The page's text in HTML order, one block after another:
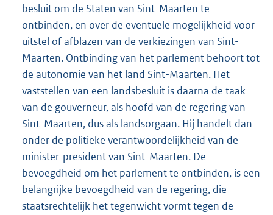
besluit om de Staten van Sint-Maarten te
ontbinden, en over de eventuele mogelijkheid voor
uitstel of afblazen van de verkiezingen van Sint-
Maarten. Ontbinding van het parlement behoort tot
de autonomie van het land Sint-Maarten. Het
vaststellen van een landsbesluit is daarna de taak
van de gouverneur, als hoofd van de regering van
Sint-Maarten, dus als landsorgaan. Hij handelt dan
onder de politieke verantwoordelijkheid van de
minister-president van Sint-Maarten. De
bevoegdheid om het parlement te ontbinden, is een
belangrijke bevoegdheid van de regering, die
staatsrechtelijk het tegenwicht vormt tegen de